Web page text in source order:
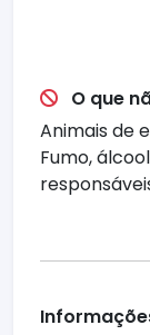
O que
Animais de
Fumo,